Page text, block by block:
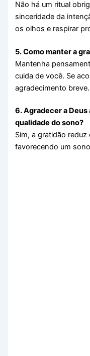
Não há um ritual
sinceridade da
os olhos e respirar
5. Como manter a
Mantenha
cuida de você. Se
agradecimento breve.
6. Agradecer a
qualidade do sono?
Sim, a gratidão
favorecendo um